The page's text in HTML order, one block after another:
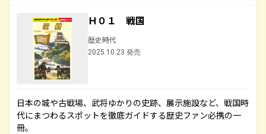
Ｈ０１ 戦国
歴史時代
2025.10.23 発売
日本の城や古戦場、武将ゆかりの史跡、展示施設など、戦国時
代にまつわるスポットを徹底ガイドする歴史ファン必携の一
冊。